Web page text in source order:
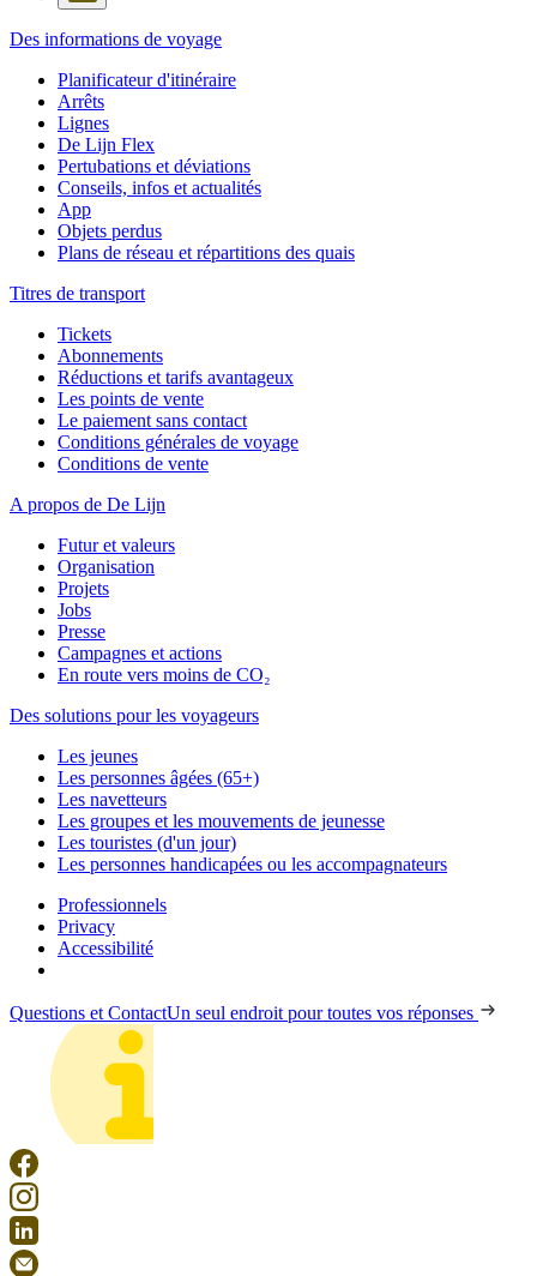
Des informations de voyage
Planificateur d'itinéraire
Arrêts
Lignes
De Lijn Flex
Pertubations et déviations
Conseils, infos et actualités
App
Objets perdus
Plans de réseau et répartitions des quais
Titres de transport
Tickets
Abonnements
Réductions et tarifs avantageux
Les points de vente
Le paiement sans contact
Conditions générales de voyage
Conditions de vente
A propos de De Lijn
Futur et valeurs
Organisation
Projets
Jobs
Presse
Campagnes et actions
En route vers moins de CO₂
Des solutions pour les voyageurs
Les jeunes
Les personnes âgées (65+)
Les navetteurs
Les groupes et les mouvements de jeunesse
Les touristes (d'un jour)
Les personnes handicapées ou les accompagnateurs
Professionnels
Privacy
Accessibilité
Questions et ContactUn seul endroit pour toutes vos réponses